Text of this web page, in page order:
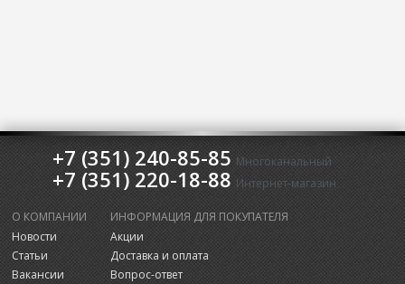
+7 (351) 240-85-85 Многоканальный
+7 (351) 220-18-88 Интернет-магазин
О КОМПАНИИ
Новости
Статьи
Вакансии
ИНФОРМАЦИЯ ДЛЯ ПОКУПАТЕЛЯ
Акции
Доставка и оплата
Вопрос-ответ